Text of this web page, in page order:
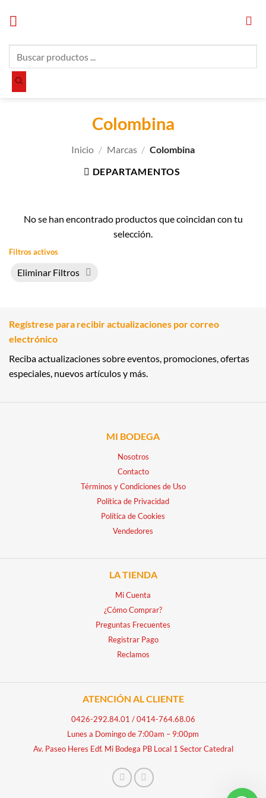
productos
Colombina
Inicio / Marcas / Colombina
DEPARTAMENTOS
No se han encontrado productos que coincidan con tu
selección.
Filtros activos
Eliminar Filtros
Regístrese para recibir actualizaciones por correo
electrónico
Reciba actualizaciones sobre eventos, promociones, ofertas
especiales, nuevos artículos y más.
MI BODEGA
Nosotros
Contacto
Términos y Condiciones de Uso
Política de Privacidad
Política de Cookies
Vendedores
LA TIENDA
Mi Cuenta
¿Cómo Comprar?
Preguntas Frecuentes
Registrar Pago
Reclamos
ATENCIÓN AL CLIENTE
0426-292.84.01 /0414-764.68.06
Lunes a Domingo de 7:00am – 9:00pm
Av. Paseo Heres Edf. Mi Bodega PB Local 1 Sector Catedral